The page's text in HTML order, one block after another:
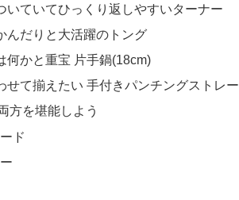
いていてひっくり返しやすいターナー
んだりと大活躍のトング
何かと重宝 片手鍋(18cm)
せて揃えたい 手付きパンチングストレ
方を堪能しよう
ド